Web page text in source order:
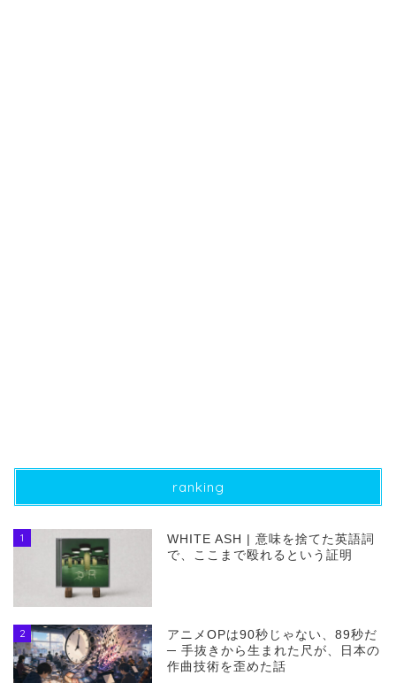
ranking
1
WHITE ASH | 意味を捨てた英語詞
で、ここまで殴れるという証明
2
アニメOPは90秒じゃない、89秒だ
─ 手抜きから生まれた尺が、日本の
作曲技術を歪めた話